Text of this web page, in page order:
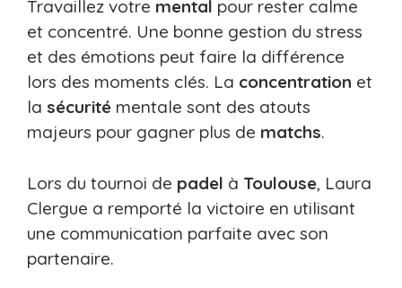
Travaillez votre mental pour rester calme
et concentré. Une bonne gestion du stress
et des émotions peut faire la différence
lors des moments clés. La concentration et
la sécurité mentale sont des atouts
majeurs pour gagner plus de matchs.
Lors du tournoi de padel à Toulouse, Laura
Clergue a remporté la victoire en utilisant
une communication parfaite avec son
partenaire.